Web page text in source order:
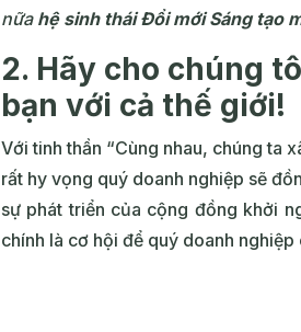
nữa hệ sinh thái Đổi mới Sáng tạo
2. Hãy cho chúng
bạn với cả thế giới!
Với tinh thần “Cùng nhau, chúng ta
rất hy vọng quý doanh nghiệp sẽ
sự phát triển của cộng đồng khởi
chính là cơ hội để quý doanh nghiệp